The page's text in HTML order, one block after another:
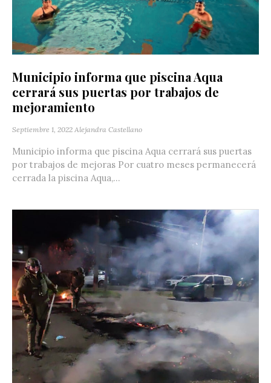
Municipio informa que piscina Aqua
cerrará sus puertas por trabajos de
mejoramiento
Septiembre 1, 2022 Alejandra Castellano
Municipio informa que piscina Aqua cerrará sus puertas
por trabajos de mejoras Por cuatro meses permanecerá
cerrada la piscina Aqua,...